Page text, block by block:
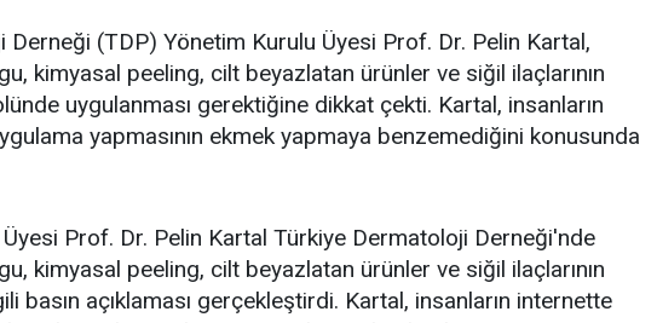
Derneği (TDP) Yönetim Kurulu Üyesi Prof. Dr. Pelin Kartal,
kimyasal peeling, cilt beyazlatan ürünler ve siğil ilaçlarının
uygulanması gerektiğine dikkat çekti. Kartal, insanların
yapmasının ekmek yapmaya benzemediğini konusunda
Prof. Dr. Pelin Kartal Türkiye Dermatoloji Derneği'nde
kimyasal peeling, cilt beyazlatan ürünler ve siğil ilaçlarının
basın açıklaması gerçekleştirdi. Kartal, insanların internette